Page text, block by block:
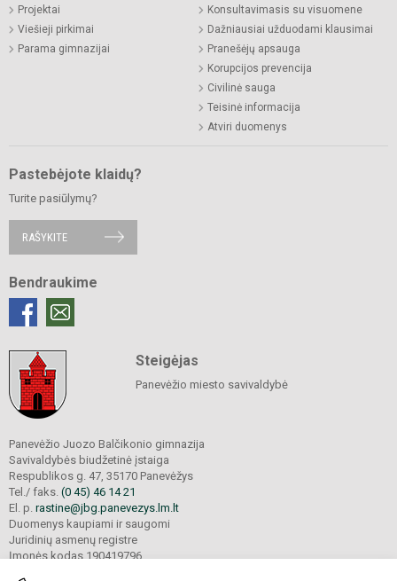
Projektai
Viešieji pirkimai
Parama gimnazijai
Konsultavimasis su visuomene
Dažniausiai užduodami klausimai
Pranešėjų apsauga
Korupcijos prevencija
Civilinė sauga
Teisinė informacija
Atviri duomenys
Pastebėjote klaidų?
Turite pasiūlymų?
RAŠYKITE
Bendraukime
Steigėjas
Panevėžio miesto savivaldybė
Panevėžio Juozo Balčikonio gimnazija
Savivaldybės biudžetinė įstaiga
Respublikos g. 47, 35170 Panevėžys
Tel./ faks. (0 45) 46 14 21
El. p. rastine@jbg.panevezys.lm.lt
Duomenys kaupiami ir saugomi
Juridinių asmenų registre
Įmonės kodas 190419796